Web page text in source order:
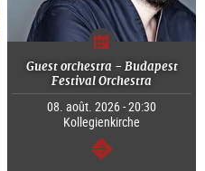
Guest orchestra - Budapest
Festival Orchestra
08. août. 2026 - 20:30
Kollegienkirche